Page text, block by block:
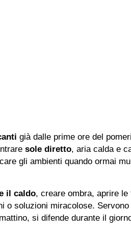
già dalle prime ore del
sole diretto, aria calda e
gli ambienti quando ormai
il caldo, creare ombra, aprire
o soluzioni miracolose.
si difende durante il